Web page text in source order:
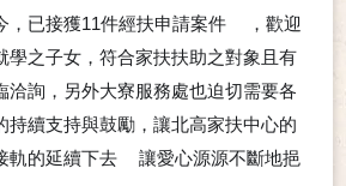
，已接獲11件經扶申請案件 💪🏾，歡迎
學之子女，符合家扶扶助之對象且有
洽詢，另外大寮服務處也迫切需要各
持續支持與鼓勵，讓北高家扶中心的
軌的延續下去
讓愛心源源不斷地挹